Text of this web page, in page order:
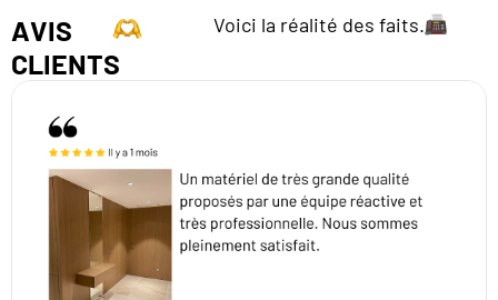
AVIS
CLIENTS
Voici la réalité des faits.